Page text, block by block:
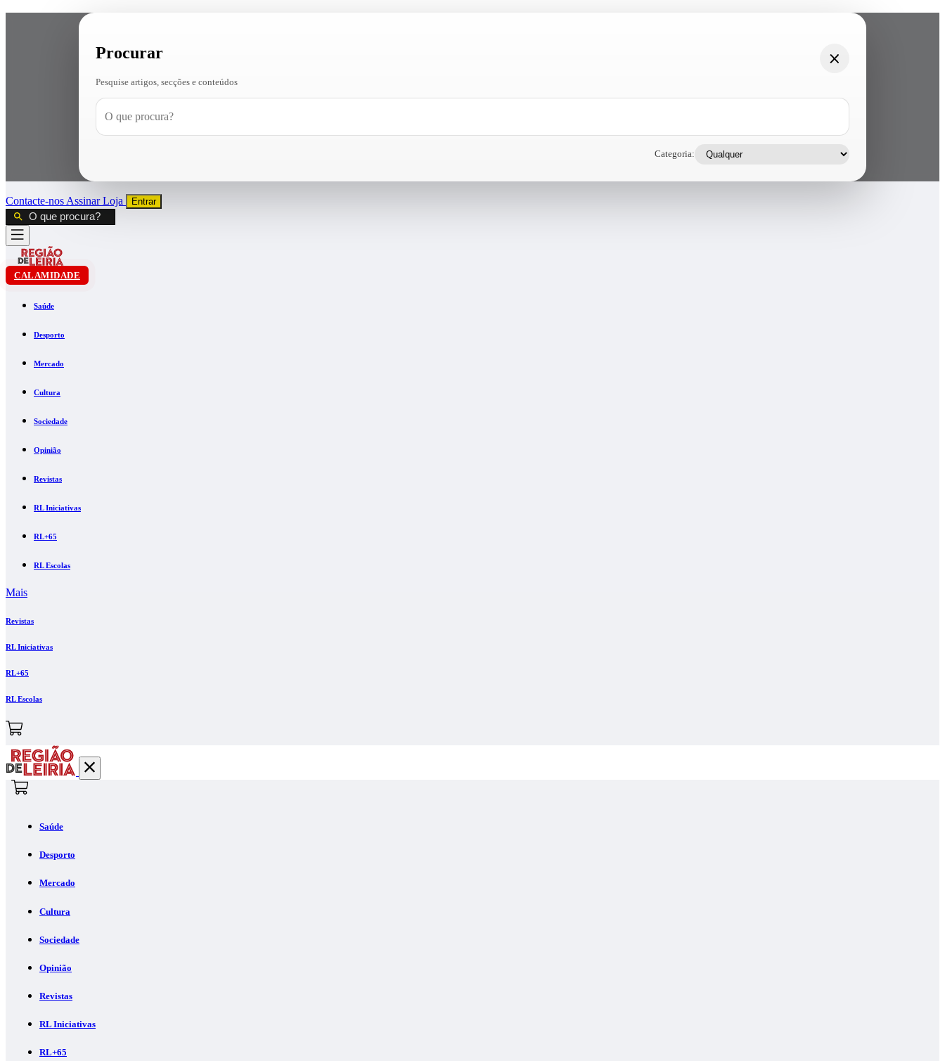
Procurar
Pesquise artigos, secções e conteúdos
Categoria:
Contacte-nos AssinarLoja Entrar
CALAMIDADE
Saúde
Desporto
Mercado
Cultura
Sociedade
Opinião
Revistas
RL Iniciativas
RL+65
RL Escolas
Mais
Revistas
RL Iniciativas
RL+65
RL Escolas
Saúde
Desporto
Mercado
Cultura
Sociedade
Opinião
Revistas
RL Iniciativas
RL+65